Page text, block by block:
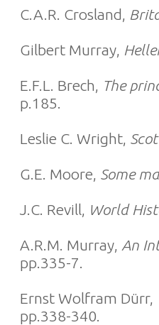
C.A.R. Crosland,
Gilbert Murray,
E.F.L. Brech, The
p.185.
Leslie C. Wright,
G.E. Moore, Some
J.C. Revill, World
A.R.M. Murray, An
pp.335-7.
Ernst Wolfram Dürr,
pp.338-340.